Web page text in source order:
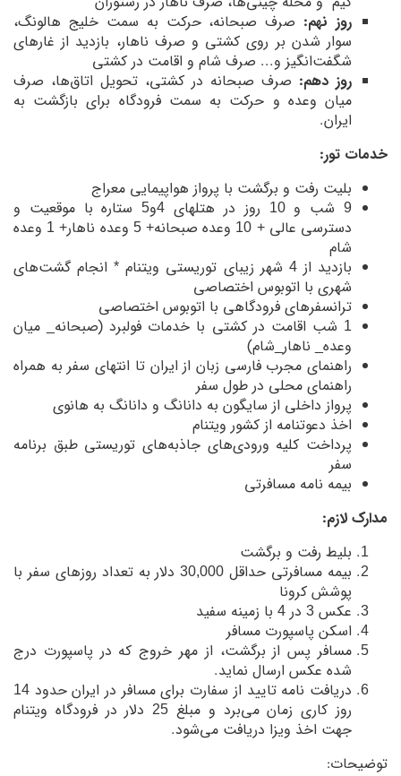
روز نهم: صرف صبحانه، حرکت به سمت خلیج هالونگ،
سوار شدن بر روی کشتی و صرف ناهار، بازدید از غارهای
شگفت‌انگیز و... صرف شام و اقامت در کشتی
روز دهم: صرف صبحانه در کشتی، تحویل اتاق‌ها، صرف
میان وعده و حرکت به سمت فرودگاه برای بازگشت به
ایران.
خدمات تور:
بلیت رفت و برگشت با پرواز هواپیمایی معراج
9 شب و 10 روز در هتلهای 4و5 ستاره با موقعیت و
دسترسی عالی + 10 وعده صبحانه+ 5 وعده ناهار+ 1 وعده
شام
بازدید از 4 شهر زیبای توریستی ویتنام * انجام گشت‌های
شهری با اتوبوس اختصاصی
ترانسفر‌های فرودگاهی با اتوبوس اختصاصی
1 شب اقامت در کشتی با خدمات فولبرد (صبحانه_ میان
وعده_ ناهار_شام)
راهنمای مجرب فارسی زبان از ایران تا انتهای سفر به همراه
راهنمای محلی در طول سفر
پرواز داخلی از سایگون به دانانگ و دانانگ به هانوی
اخذ دعوتنامه از کشور ویتنام
پرداخت کلیه ورودی‌های جاذبه‌های توریستی طبق برنامه
سفر
بیمه نامه مسافرتی
مدارک لازم:
بلیط رفت و برگشت
بیمه مسافرتی حداقل 30,000 دلار به تعداد روزهای سفر با
پوشش کرونا
عکس 3 در 4 با زمینه سفید
اسکن پاسپورت مسافر
مسافر پس از برگشت، از مهر خروج که در پاسپورت درج
شده عکس ارسال نماید.
دریافت نامه تایید از سفارت برای مسافر در ایران حدود 14
روز کاری زمان می‌برد و مبلغ 25 دلار در فرودگاه ویتنام
جهت اخذ ویزا دریافت می‌شود.
توضیحات: